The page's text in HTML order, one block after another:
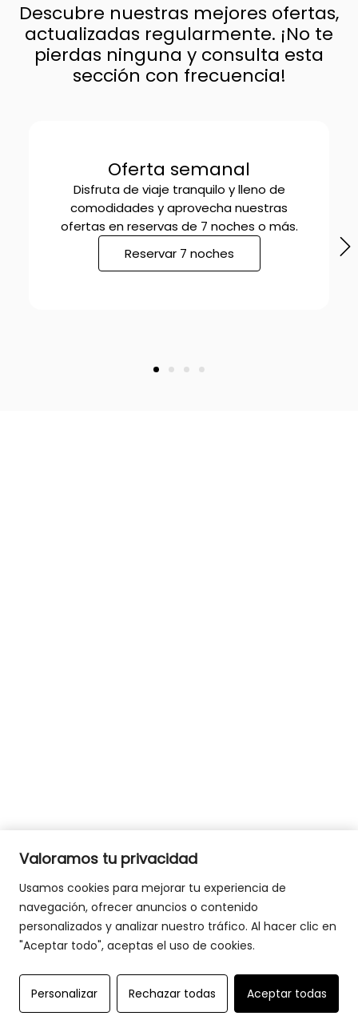
Valoramos tu privacidad
Usamos cookies para mejorar tu experiencia de
navegación, ofrecer anuncios o contenido
personalizados y analizar nuestro tráfico. Al hacer clic en
"Aceptar todo", aceptas el uso de cookies.
Personalizar Rechazar todas Aceptar todas
Descubre nuestras mejores ofertas,
actualizadas regularmente. ¡No te
pierdas ninguna y consulta esta
sección con frecuencia!
Oferta semanal
Disfruta de viaje tranquilo y lleno de
comodidades y aprovecha nuestras
ofertas en reservas de 7 noches o más.
Reservar 7 noches
Elegir fechas